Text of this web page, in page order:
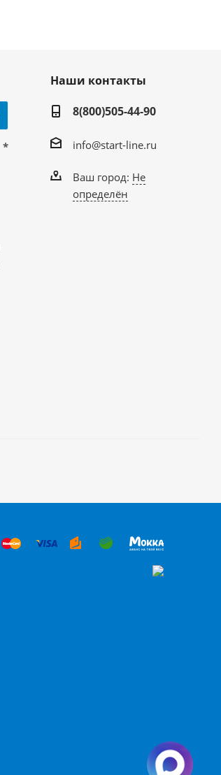
*
Наши контакты
8(800)505-44-90
info@start-line.ru
Ваш город: Не
определён